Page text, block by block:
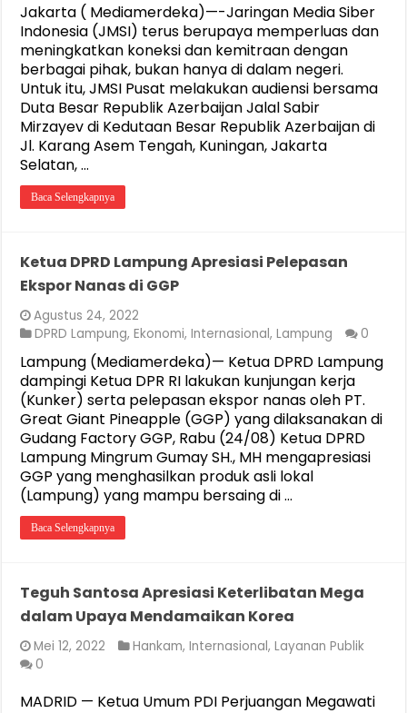
Jakarta ( Mediamerdeka)—-Jaringan Media Siber
Indonesia (JMSI) terus berupaya memperluas dan
meningkatkan koneksi dan kemitraan dengan
berbagai pihak, bukan hanya di dalam negeri.
Untuk itu, JMSI Pusat melakukan audiensi bersama
Duta Besar Republik Azerbaijan Jalal Sabir
Mirzayev di Kedutaan Besar Republik Azerbaijan di
Jl. Karang Asem Tengah, Kuningan, Jakarta
Selatan, …
Baca Selengkapnya
Ketua DPRD Lampung Apresiasi Pelepasan
Ekspor Nanas di GGP
Agustus 24, 2022
DPRD Lampung,Ekonomi,Internasional,Lampung 0
Lampung (Mediamerdeka)— Ketua DPRD Lampung
dampingi Ketua DPR RI lakukan kunjungan kerja
(Kunker) serta pelepasan ekspor nanas oleh PT.
Great Giant Pineapple (GGP) yang dilaksanakan di
Gudang Factory GGP, Rabu (24/08) Ketua DPRD
Lampung Mingrum Gumay SH., MH mengapresiasi
GGP yang menghasilkan produk asli lokal
(Lampung) yang mampu bersaing di …
Baca Selengkapnya
Teguh Santosa Apresiasi Keterlibatan Mega
dalam Upaya Mendamaikan Korea
Mei 12, 2022 Hankam,Internasional,Layanan Publik
0
MADRID — Ketua Umum PDI Perjuangan Megawati